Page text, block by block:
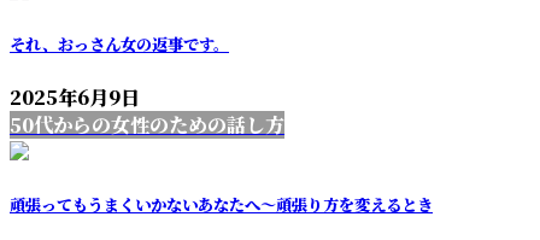
それ、おっさん女の返事です。
2025年6月9日
50代からの女性のための話し方
頑張ってもうまくいかないあなたへ～頑張り方を変えるとき